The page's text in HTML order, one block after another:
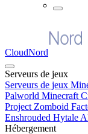
CloudNord
Serveurs de jeux
Serveurs de jeux
Palworld Minecraft
Project Zomboid
Enshrouded Hytale
Hébergement